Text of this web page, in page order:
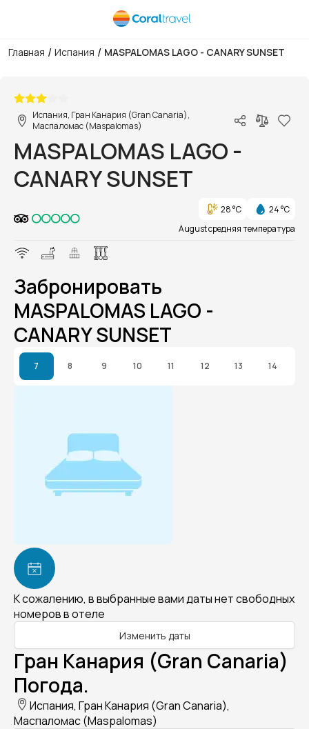
Главная / Испания / MASPALOMAS LAGO - CANARY SUNSET
Испания, Гран Канария (Gran Canaria),
Маспаломас (Maspalomas)
MASPALOMAS LAGO -
CANARY SUNSET
28 °C
24 °C
August средняя температура
Забронировать
MASPALOMAS LAGO -
CANARY SUNSET
7 8 9 10 11 12 13 14
К сожалению, в выбранные вами даты нет свободных
номеров в отеле
Изменить даты
Гран Канария (Gran Canaria)
Погода.
Испания, Гран Канария (Gran Canaria),
Маспаломас (Maspalomas)